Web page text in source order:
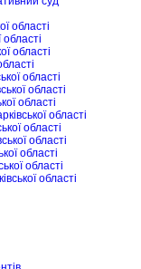
області
області
області
області
області
області
області
області
області
області
області